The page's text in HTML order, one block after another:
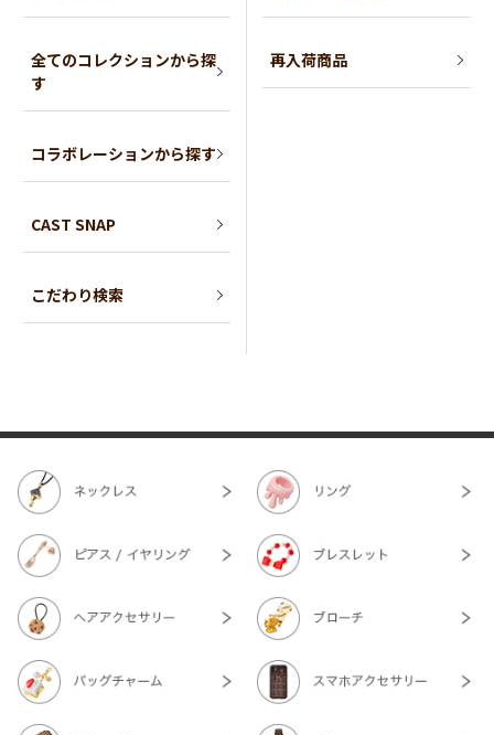
全てのコレクションから探
す
コラボレーションから探す
CAST SNAP
こだわり検索
再入荷商品